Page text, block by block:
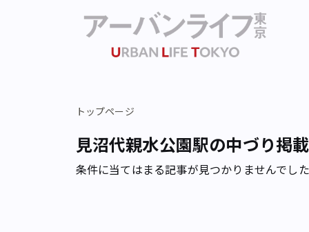
トップページ
見沼代親水公園駅の中づり掲
条件に当てはまる記事が見つかりませんでした